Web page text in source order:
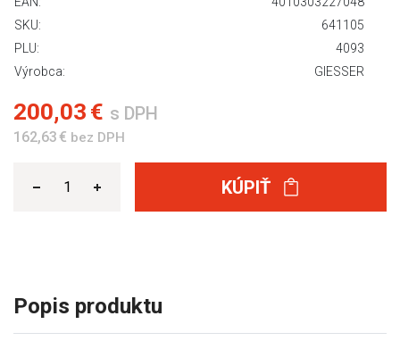
SKU:
641105
PLU:
4093
Výrobca:
GIESSER
200,03 € s DPH
162,63 € bez DPH
KÚPIŤ
Popis produktu